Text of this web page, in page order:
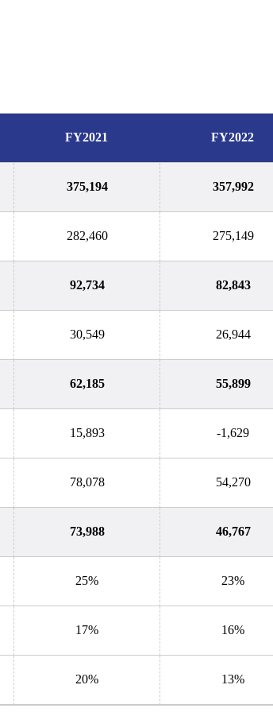
FY2021 FY2022
375,194 357,992
282,460 275,149
92,734 82,843
30,549 26,944
62,185 55,899
15,893 -1,629
78,078 54,270
73,988 46,767
25% 23%
17% 16%
20% 13%